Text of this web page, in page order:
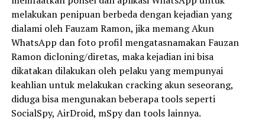
melakukan penipuan berbeda dengan kejadian yang
dialami oleh Fauzam Ramon, jika memang Akun
WhatsApp dan foto profil mengatasnamakan Fauzan
Ramon dicloning/diretas, maka kejadian ini bisa
dikatakan dilakukan oleh pelaku yang mempunyai
keahlian untuk melakukan cracking akun seseorang,
diduga bisa mengunakan beberapa tools seperti
SocialSpy, AirDroid, mSpy dan tools lainnya.